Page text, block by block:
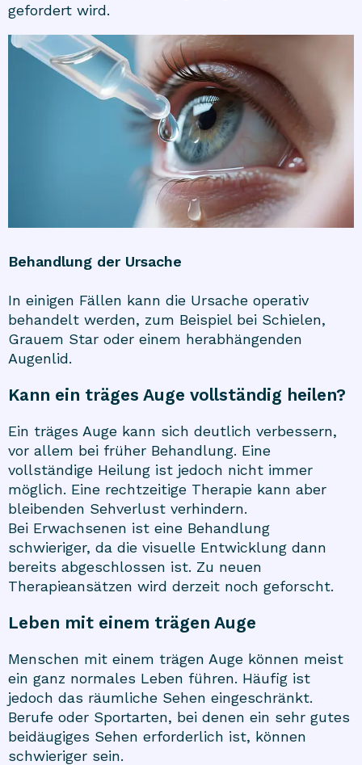
gefordert wird.
Behandlung der Ursache
In einigen Fällen kann die Ursache operativ
behandelt werden, zum Beispiel bei Schielen,
Grauem Star oder einem herabhängenden
Augenlid.
Kann ein träges Auge vollständig heilen?
Ein träges Auge kann sich deutlich verbessern,
vor allem bei früher Behandlung. Eine
vollständige Heilung ist jedoch nicht immer
möglich. Eine rechtzeitige Therapie kann aber
bleibenden Sehverlust verhindern.
Bei Erwachsenen ist eine Behandlung
schwieriger, da die visuelle Entwicklung dann
bereits abgeschlossen ist. Zu neuen
Therapieansätzen wird derzeit noch geforscht.
Leben mit einem trägen Auge
Menschen mit einem trägen Auge können meist
ein ganz normales Leben führen. Häufig ist
jedoch das räumliche Sehen eingeschränkt.
Berufe oder Sportarten, bei denen ein sehr gutes
beidäugiges Sehen erforderlich ist, können
schwieriger sein.